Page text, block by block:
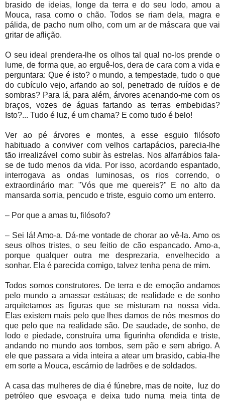
brasido de ideias, longe da terra e do seu lodo, amou a
Mouca, rasa como o chão. Todos se riam dela, magra e
pálida, de pacho num olho, com um ar de máscara que vai
gritar de aflição.
O seu ideal prendera-lhe os olhos tal qual no-los prende o
lume, de forma que, ao erguê-los, dera de cara com a vida e
perguntara: Que é isto? o mundo, a tempestade, tudo o que
do cubículo vejo, arfando ao sol, penetrado de ruídos e de
sombras? Para lá, para além, árvores acenando-me com os
braços, vozes de águas fartando as terras embebidas?
Isto?... Tudo é luz, é um chama? E como tudo é belo!
Ver ao pé árvores e montes, a esse esguio filósofo
habituado a conviver com velhos cartapácios, parecia-lhe
tão irrealizável como subir às estrelas. Nos alfarrábios fala-
se de tudo menos da vida. Por isso, acordando espantado,
interrogava as ondas luminosas, os rios correndo, o
extraordinário mar: "Vós que me quereis?" E no alto da
mansarda sorria, pencudo e triste, esguio como um enterro.
– Por que a amas tu, filósofo?
– Sei lá! Amo-a. Dá-me vontade de chorar ao vê-la. Amo os
seus olhos tristes, o seu feitio de cão espancado. Amo-a,
porque qualquer outra me desprezaria, envelhecido a
sonhar. Ela é parecida comigo, talvez tenha pena de mim.
Todos somos construtores. De terra e de emoção andamos
pelo mundo a amassar estátuas; de realidade e de sonho
arquitetamos as figuras que se misturam na nossa vida.
Elas existem mais pelo que lhes damos de nós mesmos do
que pelo que na realidade são. De saudade, de sonho, de
lodo e piedade, construíra uma figurinha ofendida e triste,
andando no mundo aos tombos, sem pão e sem abrigo. A
ele que passara a vida inteira a atear um brasido, cabia-lhe
em sorte a Mouca, escárnio de ladrões e de soldados.
A casa das mulheres de dia é fúnebre, mas de noite,
luz do
petróleo que esvoaça e deixa tudo numa meia tinta de